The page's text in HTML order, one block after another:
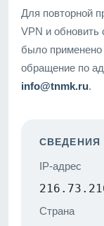
Для повторной
VPN и обновить
было
обращение по
info@tnmk.ru.
СВЕДЕНИЯ
IP-адрес
Страна